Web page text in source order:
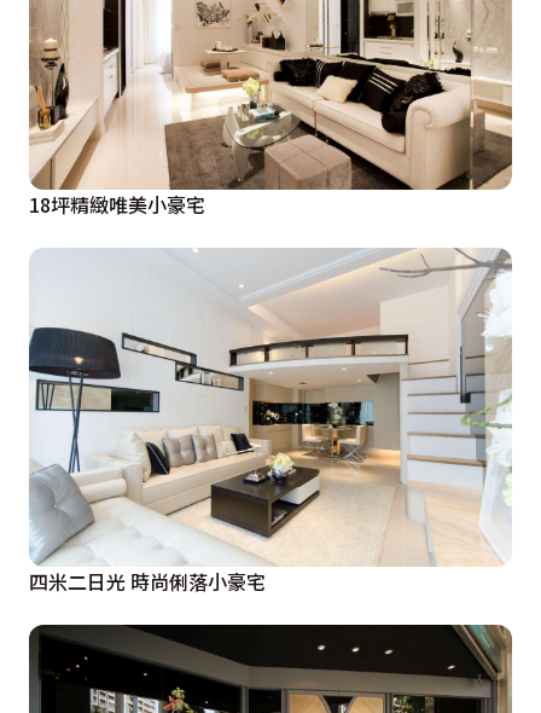
18坪精緻唯美小豪宅
四米二日光 時尚俐落小豪宅